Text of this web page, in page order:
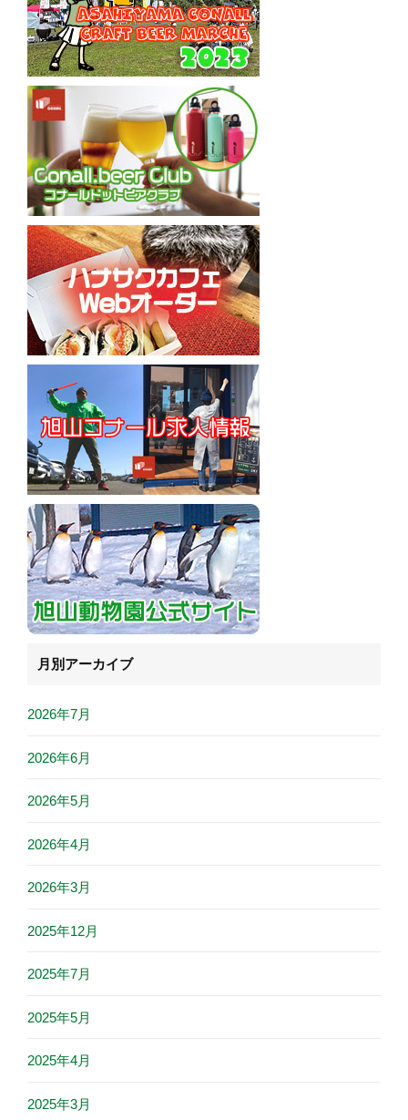
月別アーカイブ
2026年7月
2026年6月
2026年5月
2026年4月
2026年3月
2025年12月
2025年7月
2025年5月
2025年4月
2025年3月